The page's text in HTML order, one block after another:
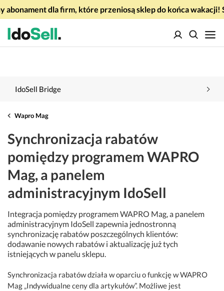
abonament dla firm, które przeniosą sklep do końca wakacji!
IdoSell Bridge
Wapro Mag
Synchronizacja rabatów
pomiędzy programem WAPRO
Mag, a panelem
administracyjnym IdoSell
Integracja pomiędzy programem WAPRO Mag, a panelem
administracyjnym IdoSell zapewnia jednostronną
synchronizację rabatów poszczególnych klientów:
dodawanie nowych rabatów i aktualizację już tych
istniejących w panelu sklepu.
Synchronizacja rabatów działa w oparciu o funkcję w WAPRO
Mag „Indywidualne ceny dla artykułów”. Możliwe jest